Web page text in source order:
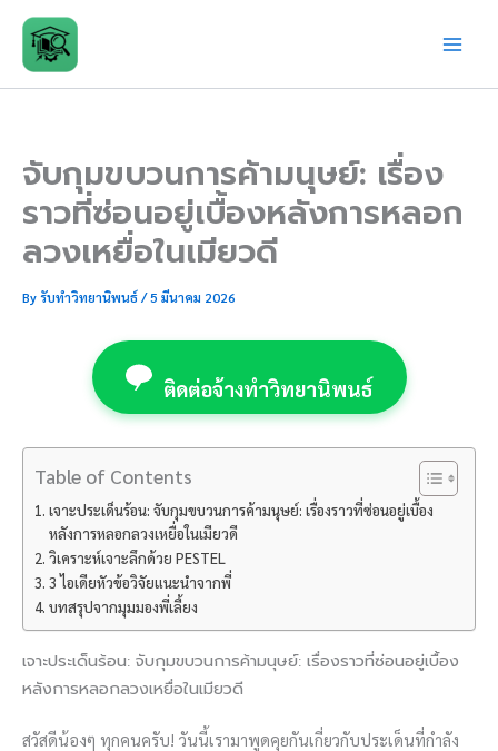
content
จับกุมขบวนการค้ามนุษย์: เรื่อง
ราวที่ซ่อนอยู่เบื้องหลังการหลอก
ลวงเหยื่อในเมียวดี
Byรับทำวิทยานิพนธ์/5 มีนาคม 2026
ติดต่อจ้างทำวิทยานิพนธ์
Table of Contents
เจาะประเด็นร้อน: จับกุมขบวนการค้ามนุษย์: เรื่องราวที่ซ่อนอยู่เบื้อง
หลังการหลอกลวงเหยื่อในเมียวดี
วิเคราะห์เจาะลึกด้วย PESTEL
3 ไอเดียหัวข้อวิจัยแนะนำจากพี่
บทสรุปจากมุมมองพี่เลี้ยง
เจาะประเด็นร้อน: จับกุมขบวนการค้ามนุษย์: เรื่องราวที่ซ่อนอยู่เบื้อง
หลังการหลอกลวงเหยื่อในเมียวดี
สวัสดีน้องๆ ทุกคนครับ! วันนี้เรามาพูดคุยกันเกี่ยวกับประเด็นที่กำลัง